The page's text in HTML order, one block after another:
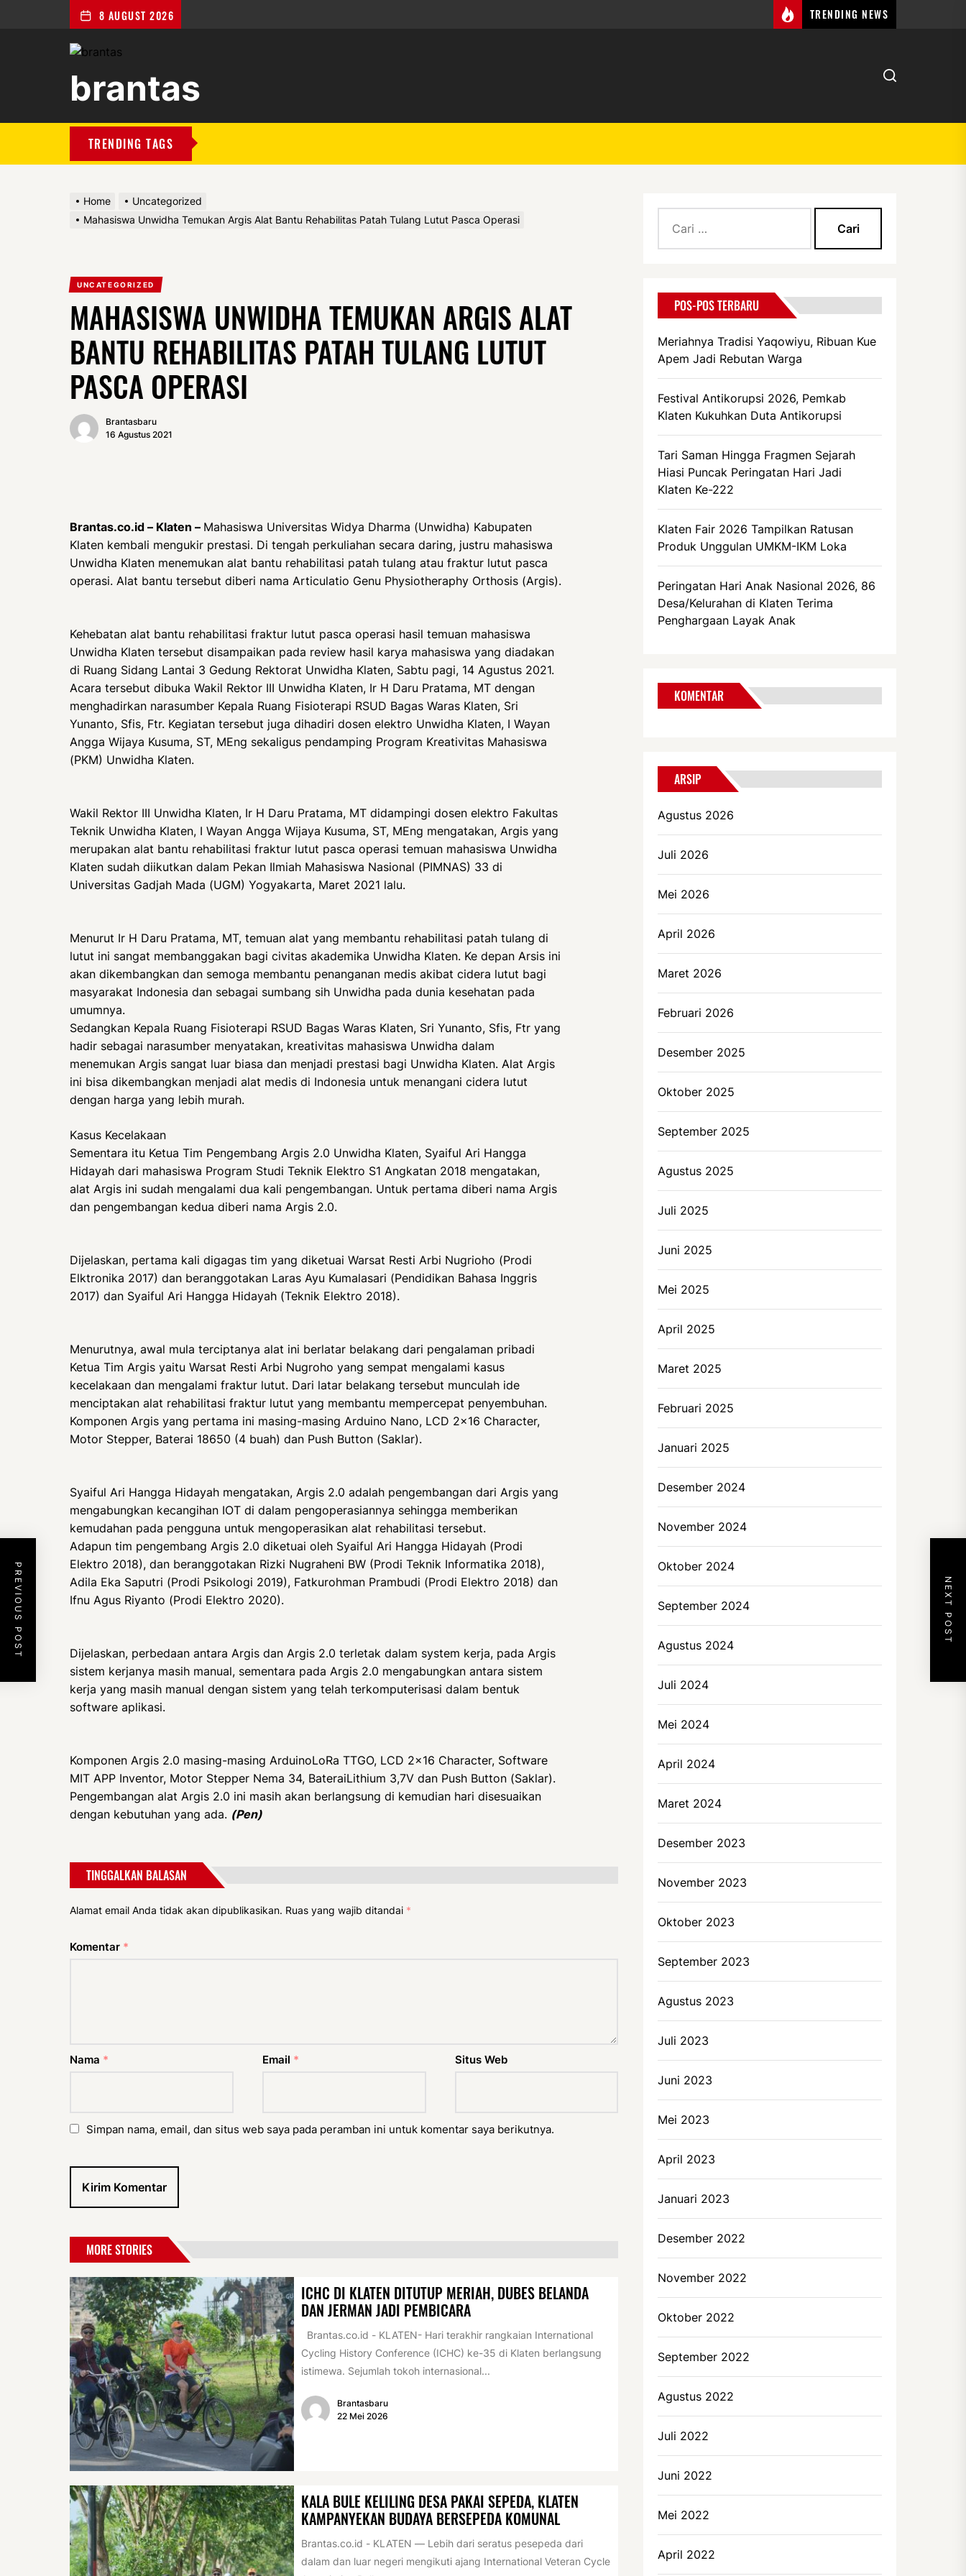
8 AUGUST 2026 TRENDING NEWS
brantas
TRENDING TAGS
Home
Uncategorized
Mahasiswa Unwidha Temukan Argis Alat Bantu Rehabilitas Patah Tulang Lutut Pasca Operasi
UNCATEGORIZED
MAHASISWA UNWIDHA TEMUKAN ARGIS ALAT
BANTU REHABILITAS PATAH TULANG LUTUT
PASCA OPERASI
Brantasbaru
16 Agustus 2021
Brantas.co.id – Klaten – Mahasiswa Universitas Widya Dharma (Unwidha) Kabupaten
Klaten kembali mengukir prestasi. Di tengah perkuliahan secara daring, justru mahasiswa
Unwidha Klaten menemukan alat bantu rehabilitasi patah tulang atau fraktur lutut pasca
operasi. Alat bantu tersebut diberi nama Articulatio Genu Physiotheraphy Orthosis (Argis).
Kehebatan alat bantu rehabilitasi fraktur lutut pasca operasi hasil temuan mahasiswa
Unwidha Klaten tersebut disampaikan pada review hasil karya mahasiswa yang diadakan
di Ruang Sidang Lantai 3 Gedung Rektorat Unwidha Klaten, Sabtu pagi, 14 Agustus 2021.
Acara tersebut dibuka Wakil Rektor III Unwidha Klaten, Ir H Daru Pratama, MT dengan
menghadirkan narasumber Kepala Ruang Fisioterapi RSUD Bagas Waras Klaten, Sri
Yunanto, Sfis, Ftr. Kegiatan tersebut juga dihadiri dosen elektro Unwidha Klaten, I Wayan
Angga Wijaya Kusuma, ST, MEng sekaligus pendamping Program Kreativitas Mahasiswa
(PKM) Unwidha Klaten.
Wakil Rektor III Unwidha Klaten, Ir H Daru Pratama, MT didampingi dosen elektro Fakultas
Teknik Unwidha Klaten, I Wayan Angga Wijaya Kusuma, ST, MEng mengatakan, Argis yang
merupakan alat bantu rehabilitasi fraktur lutut pasca operasi temuan mahasiswa Unwidha
Klaten sudah diikutkan dalam Pekan Ilmiah Mahasiswa Nasional (PIMNAS) 33 di
Universitas Gadjah Mada (UGM) Yogyakarta, Maret 2021 lalu.
Menurut Ir H Daru Pratama, MT, temuan alat yang membantu rehabilitasi patah tulang di
lutut ini sangat membanggakan bagi civitas akademika Unwidha Klaten. Ke depan Arsis ini
akan dikembangkan dan semoga membantu penanganan medis akibat cidera lutut bagi
masyarakat Indonesia dan sebagai sumbang sih Unwidha pada dunia kesehatan pada
umumnya.
Sedangkan Kepala Ruang Fisioterapi RSUD Bagas Waras Klaten, Sri Yunanto, Sfis, Ftr yang
hadir sebagai narasumber menyatakan, kreativitas mahasiswa Unwidha dalam
menemukan Argis sangat luar biasa dan menjadi prestasi bagi Unwidha Klaten. Alat Argis
ini bisa dikembangkan menjadi alat medis di Indonesia untuk menangani cidera lutut
dengan harga yang lebih murah.
Kasus Kecelakaan
Sementara itu Ketua Tim Pengembang Argis 2.0 Unwidha Klaten, Syaiful Ari Hangga
Hidayah dari mahasiswa Program Studi Teknik Elektro S1 Angkatan 2018 mengatakan,
alat Argis ini sudah mengalami dua kali pengembangan. Untuk pertama diberi nama Argis
dan pengembangan kedua diberi nama Argis 2.0.
Dijelaskan, pertama kali digagas tim yang diketuai Warsat Resti Arbi Nugrioho (Prodi
Elktronika 2017) dan beranggotakan Laras Ayu Kumalasari (Pendidikan Bahasa Inggris
2017) dan Syaiful Ari Hangga Hidayah (Teknik Elektro 2018).
Menurutnya, awal mula terciptanya alat ini berlatar belakang dari pengalaman pribadi
Ketua Tim Argis yaitu Warsat Resti Arbi Nugroho yang sempat mengalami kasus
kecelakaan dan mengalami fraktur lutut. Dari latar belakang tersebut munculah ide
menciptakan alat rehabilitasi fraktur lutut yang membantu mempercepat penyembuhan.
Komponen Argis yang pertama ini masing-masing Arduino Nano, LCD 2×16 Character,
Motor Stepper, Baterai 18650 (4 buah) dan Push Button (Saklar).
Syaiful Ari Hangga Hidayah mengatakan, Argis 2.0 adalah pengembangan dari Argis yang
mengabungkan kecangihan IOT di dalam pengoperasiannya sehingga memberikan
kemudahan pada pengguna untuk mengoperasikan alat rehabilitasi tersebut.
Adapun tim pengembang Argis 2.0 diketuai oleh Syaiful Ari Hangga Hidayah (Prodi
Elektro 2018), dan beranggotakan Rizki Nugraheni BW (Prodi Teknik Informatika 2018),
Adila Eka Saputri (Prodi Psikologi 2019), Fatkurohman Prambudi (Prodi Elektro 2018) dan
Ifnu Agus Riyanto (Prodi Elektro 2020).
Dijelaskan, perbedaan antara Argis dan Argis 2.0 terletak dalam system kerja, pada Argis
sistem kerjanya masih manual, sementara pada Argis 2.0 mengabungkan antara sistem
kerja yang masih manual dengan sistem yang telah terkomputerisasi dalam bentuk
software aplikasi.
Komponen Argis 2.0 masing-masing ArduinoLoRa TTGO, LCD 2×16 Character, Software
MIT APP Inventor, Motor Stepper Nema 34, BateraiLithium 3,7V dan Push Button (Saklar).
Pengembangan alat Argis 2.0 ini masih akan berlangsung di kemudian hari disesuaikan
dengan kebutuhan yang ada. (Pen)
TINGGALKAN BALASAN
Alamat email Anda tidak akan dipublikasikan. Ruas yang wajib ditandai *
Komentar *
Nama * Email * Situs Web
Simpan nama, email, dan situs web saya pada peramban ini untuk komentar saya berikutnya.
PREVIOUS POST NEXT POST
MORE STORIES
ICHC DI KLATEN DITUTUP MERIAH, DUBES BELANDA
DAN JERMAN JADI PEMBICARA
Brantas.co.id - KLATEN- Hari terakhir rangkaian International
Cycling History Conference (ICHC) ke-35 di Klaten berlangsung
istimewa. Sejumlah tokoh internasional...
Brantasbaru
22 Mei 2026
KALA BULE KELILING DESA PAKAI SEPEDA, KLATEN
KAMPANYEKAN BUDAYA BERSEPEDA KOMUNAL
Brantas.co.id - KLATEN — Lebih dari seratus pesepeda dari
dalam dan luar negeri mengikuti ajang International Veteran Cycle
untuk:
POS-POS TERBARU
Meriahnya Tradisi Yaqowiyu, Ribuan Kue
Apem Jadi Rebutan Warga
Festival Antikorupsi 2026, Pemkab
Klaten Kukuhkan Duta Antikorupsi
Tari Saman Hingga Fragmen Sejarah
Hiasi Puncak Peringatan Hari Jadi
Klaten Ke-222
Klaten Fair 2026 Tampilkan Ratusan
Produk Unggulan UMKM-IKM Loka
Peringatan Hari Anak Nasional 2026, 86
Desa/Kelurahan di Klaten Terima
Penghargaan Layak Anak
KOMENTAR
ARSIP
Agustus 2026
Juli 2026
Mei 2026
April 2026
Maret 2026
Februari 2026
Desember 2025
Oktober 2025
September 2025
Agustus 2025
Juli 2025
Juni 2025
Mei 2025
April 2025
Maret 2025
Februari 2025
Januari 2025
Desember 2024
November 2024
Oktober 2024
September 2024
Agustus 2024
Juli 2024
Mei 2024
April 2024
Maret 2024
Desember 2023
November 2023
Oktober 2023
September 2023
Agustus 2023
Juli 2023
Juni 2023
Mei 2023
April 2023
Januari 2023
Desember 2022
November 2022
Oktober 2022
September 2022
Agustus 2022
Juli 2022
Juni 2022
Mei 2022
April 2022